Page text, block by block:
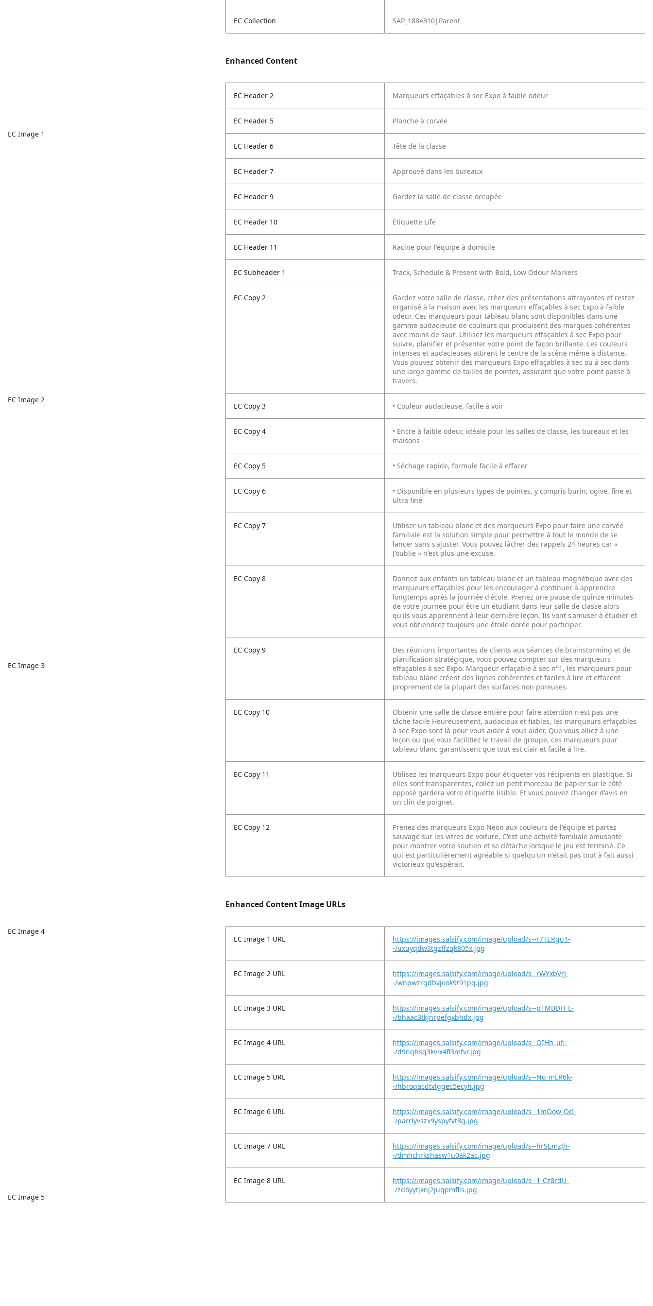
EC Image 1
EC Image 2
EC Image 3
EC Image 4
EC Image 5
EC Collection SAP_1884310|Parent
Enhanced Content
EC Header 2 Marqueurs effaçables à sec Expo à faible odeur
EC Header 5 Planche à corvée
EC Header 6 Tête de la classe
EC Header 7 Approuvé dans les bureaux
EC Header 9 Gardez la salle de classe occupée
EC Header 10 Étiquette Life
EC Header 11 Racine pour l'équipe à domicile
EC Subheader 1 Track, Schedule & Present with Bold, Low Odour Markers
EC Copy 2
Gardez votre salle de classe, créez des présentations attrayantes et restez
organisé à la maison avec les marqueurs effaçables à sec Expo à faible
odeur. Ces marqueurs pour tableau blanc sont disponibles dans une
gamme audacieuse de couleurs qui produisent des marques cohérentes
avec moins de saut. Utilisez les marqueurs effaçables à sec Expo pour
suivre, planifier et présenter votre point de façon brillante. Les couleurs
intenses et audacieuses attirent le centre de la scène même à distance.
Vous pouvez obtenir des marqueurs Expo effaçables à sec ou à sec dans
une large gamme de tailles de pointes, assurant que votre point passe à
travers.
EC Copy 3 • Couleur audacieuse, facile à voir
EC Copy 4
• Encre à faible odeur, idéale pour les salles de classe, les bureaux et les
maisons
EC Copy 5 • Séchage rapide, formule facile à effacer
EC Copy 6
• Disponible en plusieurs types de pointes, y compris burin, ogive, fine et
ultra fine
EC Copy 7
Utiliser un tableau blanc et des marqueurs Expo pour faire une corvée
familiale est la solution simple pour permettre à tout le monde de se
lancer sans s'ajuster. Vous pouvez lâcher des rappels 24 heures car «
J'oublie » n'est plus une excuse.
EC Copy 8
Donnez aux enfants un tableau blanc et un tableau magnétique avec des
marqueurs effaçables pour les encourager à continuer à apprendre
longtemps après la journée d'école. Prenez une pause de quinze minutes
de votre journée pour être un étudiant dans leur salle de classe alors
qu'ils vous apprennent à leur dernière leçon. Ils vont s'amuser à étudier et
vous obtiendrez toujours une étoile dorée pour participer.
EC Copy 9
Des réunions importantes de clients aux séances de brainstorming et de
planification stratégique, vous pouvez compter sur des marqueurs
effaçables à sec Expo. Marqueur effaçable à sec n°1, les marqueurs pour
tableau blanc créent des lignes cohérentes et faciles à lire et effacent
proprement de la plupart des surfaces non poreuses.
EC Copy 10
Obtenir une salle de classe entière pour faire attention n'est pas une
tâche facile Heureusement, audacieux et fiables, les marqueurs effaçables
à sec Expo sont là pour vous aider à vous aider. Que vous alliez à une
leçon ou que vous facilitiez le travail de groupe, ces marqueurs pour
tableau blanc garantissent que tout est clair et facile à lire.
EC Copy 11
Utilisez les marqueurs Expo pour étiqueter vos récipients en plastique. Si
elles sont transparentes, collez un petit morceau de papier sur le côté
opposé gardera votre étiquette lisible. Et vous pouvez changer d'avis en
un clin de poignet.
EC Copy 12
Prenez des marqueurs Expo Neon aux couleurs de l'équipe et partez
sauvage sur les vitres de voiture. C'est une activité familiale amusante
pour montrer votre soutien et se détache lorsque le jeu est terminé. Ce
qui est particulièrement agréable si quelqu'un n'était pas tout à fait aussi
victorieux qu'espérait.
Enhanced Content Image URLs
EC Image 1 URL
https://images.salsify.com/image/upload/s--r7TERgu1-
-/uxuyqdw3tgzffzqk805x.jpg
EC Image 2 URL
https://images.salsify.com/image/upload/s--rWYxbVrJ-
-/wnpwzrgdbvjook9t91pq.jpg
EC Image 3 URL
https://images.salsify.com/image/upload/s--p1MBDH_L-
-/bhaac3tkjnrpefgxbhdx.jpg
EC Image 4 URL
https://images.salsify.com/image/upload/s--QIHh_ufi-
-/d9nqhsq3kvix4fl3mfvr.jpg
EC Image 5 URL
https://images.salsify.com/image/upload/s--No_mLR6k-
-/hbroqacdtvlggec5ecyh.jpg
EC Image 6 URL
https://images.salsify.com/image/upload/s--1mOow-Od-
-/parrlyvszx9yspyfvt8g.jpg
EC Image 7 URL
https://images.salsify.com/image/upload/s--hrSEmzJh-
-/dmhchrkshasw1u0ak2ac.jpg
EC Image 8 URL
https://images.salsify.com/image/upload/s--1-Cz8rdU-
-/zd6yytjknj2juqpmflls.jpg